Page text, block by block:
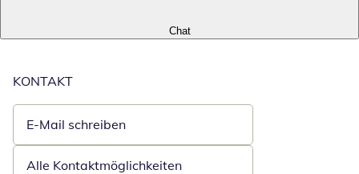
Chat
KONTAKT
E-Mail schreiben
Öffnet E-Mail-Client
Alle Kontaktmöglichkeiten